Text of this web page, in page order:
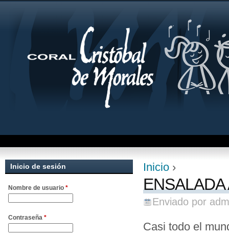
Se encuentra
Inicio ›
Enviado por
Casi todo el
Inicio de sesión
Nombre de usuario *
Contraseña *